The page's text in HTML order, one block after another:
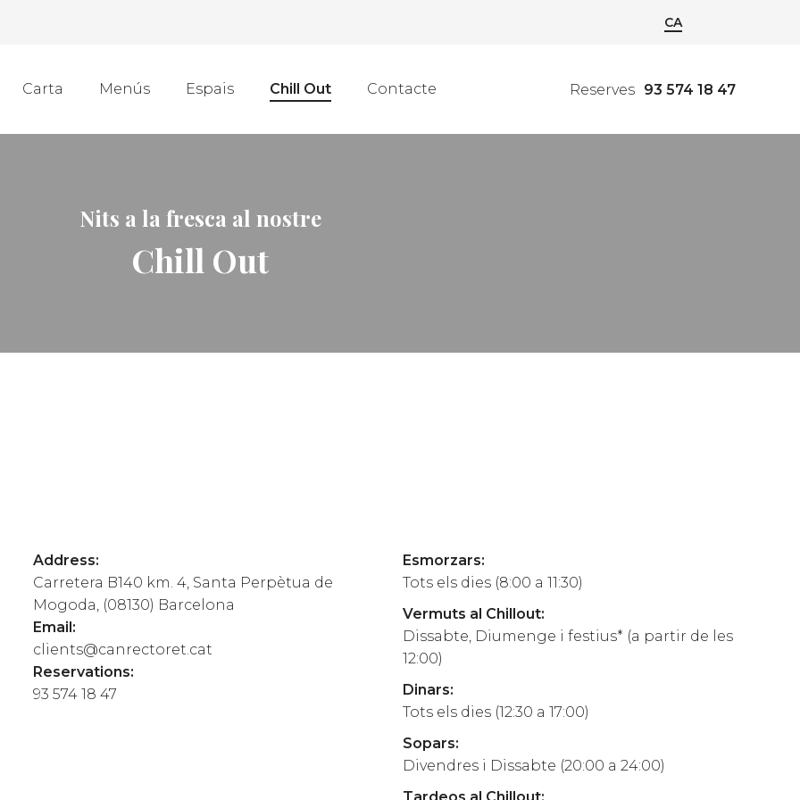
CA
Carta Menús Espais Chill Out Contacte Reserves 93 574 18 47
Nits a la fresca al nostre
Chill Out
Address:
Carretera B140 km. 4, Santa Perpètua de
Mogoda, (08130) Barcelona
Email:
clients@canrectoret.cat
Reservations:
93 574 18 47
Esmorzars:
Tots els dies (8:00 a 11:30)
Vermuts al Chillout:
Dissabte, Diumenge i festius* (a partir de les
12:00)
Dinars:
Tots els dies (12:30 a 17:00)
Sopars:
Divendres i Dissabte (20:00 a 24:00)